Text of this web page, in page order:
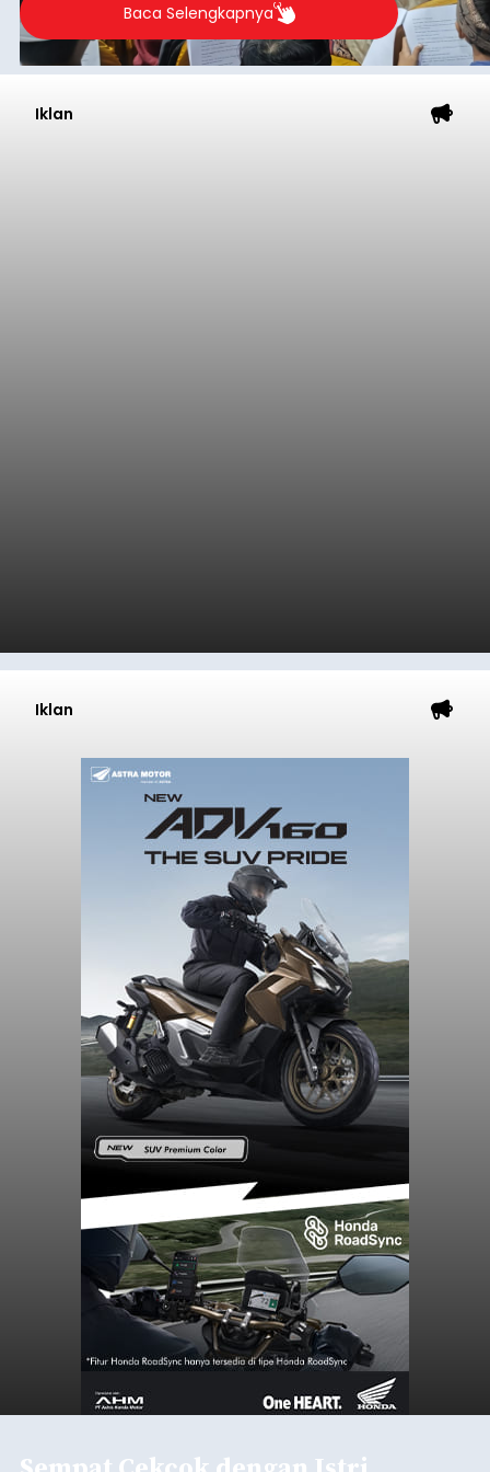
Baca Selengkapnya
Iklan
Iklan